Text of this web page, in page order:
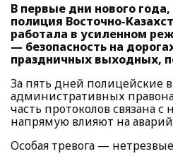
В первые дни нового года,
полиция Восточно-
работала в усиленном
— безопасность на
праздничных выходных,
За пять дней полицейские
административных
часть протоколов связана
напрямую влияют на
Особая тревога —